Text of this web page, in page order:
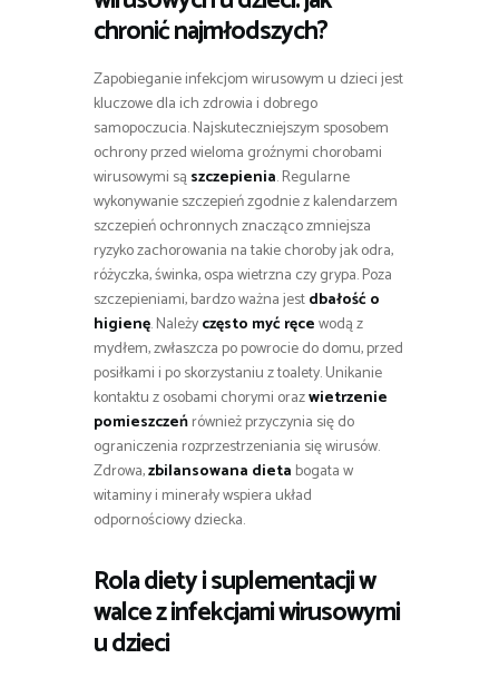
chronić najmłodszych?
Zapobieganie infekcjom wirusowym u dzieci jest
kluczowe dla ich zdrowia i dobrego
samopoczucia. Najskuteczniejszym sposobem
ochrony przed wieloma groźnymi chorobami
wirusowymi sąszczepienia. Regularne
wykonywanie szczepień zgodnie z kalendarzem
szczepień ochronnych znacząco zmniejsza
ryzyko zachorowania na takie choroby jak odra,
różyczka, świnka, ospa wietrzna czy grypa. Poza
szczepieniami, bardzo ważna jestdbałość o
higienę. Należyczęsto myć ręcewodą z
mydłem, zwłaszcza po powrocie do domu, przed
posiłkami i po skorzystaniu z toalety. Unikanie
kontaktu z osobami chorymi orazwietrzenie
pomieszczeńrównież przyczynia się do
ograniczenia rozprzestrzeniania się wirusów.
Zdrowa,zbilansowana dieta bogata w
witaminy i minerały wspiera układ
odpornościowy dziecka.
Rola diety i suplementacji w
walce z infekcjami wirusowymi
u dzieci